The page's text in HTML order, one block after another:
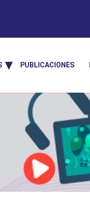
PUBLICACIONES